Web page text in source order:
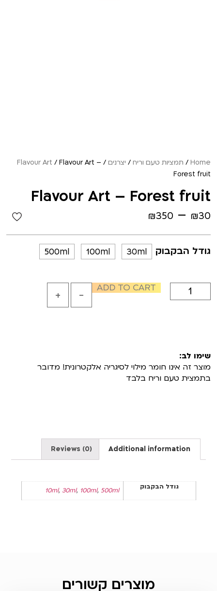
Home
/ תמציות טעם וריח / יצרנים /
Flavour Art / Flavour Art –
Forest fruit
Flavour Art – Forest fruit
₪30
–
₪350
גודל הבקבוק 30ml
100ml
500ml
-
+ ADD TO CART
שימו לב:
מוצר זה אינו חומר מילוי לסיגריה אלקטרונית! מדובר
בתמצית טעם וריח בלבד
Additional information
Reviews (0)
גודל הבקבוק 10ml, 30ml, 100ml, 500ml
מוצרים קשורים